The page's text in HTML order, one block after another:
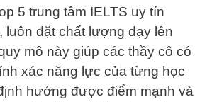
5 trung tâm IELTS uy tín
luôn đặt chất lượng dạy lên
mô này giúp các thầy cô có
xác năng lực của từng học
hướng được điểm mạnh và